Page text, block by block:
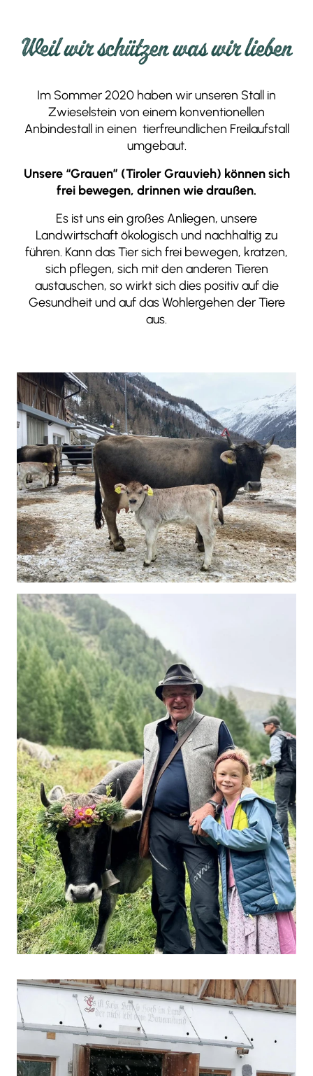
Weil wir schützen was wir lieben
Im Sommer 2020 haben wir unseren Stall in
Zwieselstein von einem konventionellen
Anbindestall in einen tierfreundlichen Freilaufstall
umgebaut.
Unsere “Grauen” (Tiroler Grauvieh) können sich
frei bewegen, drinnen wie draußen.
Es ist uns ein großes Anliegen, unsere
Landwirtschaft ökologisch und nachhaltig zu
führen. Kann das Tier sich frei bewegen, kratzen,
sich pflegen, sich mit den anderen Tieren
austauschen, so wirkt sich dies positiv auf die
Gesundheit und auf das Wohlergehen der Tiere
aus.